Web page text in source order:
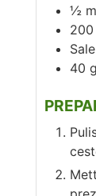
½
200
40 g